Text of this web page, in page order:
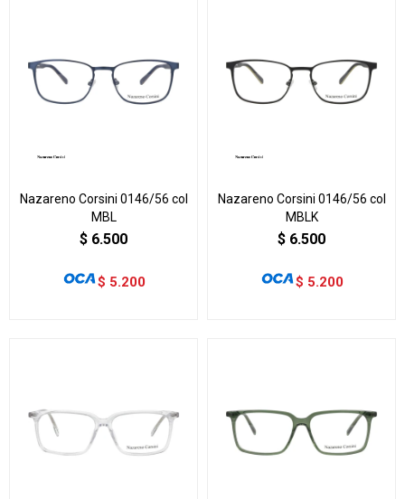
Nazareno Corsini 0146/56 col
MBL
$ 6.500
$ 5.200
Nazareno Corsini 0146/56 col
MBLK
$ 6.500
$ 5.200